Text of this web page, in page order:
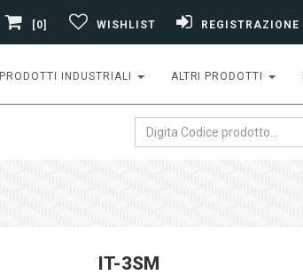
[0] WISHLIST REGISTRAZIONE
PRODOTTI INDUSTRIALI ALTRI PRODOTTI
IT-3SM